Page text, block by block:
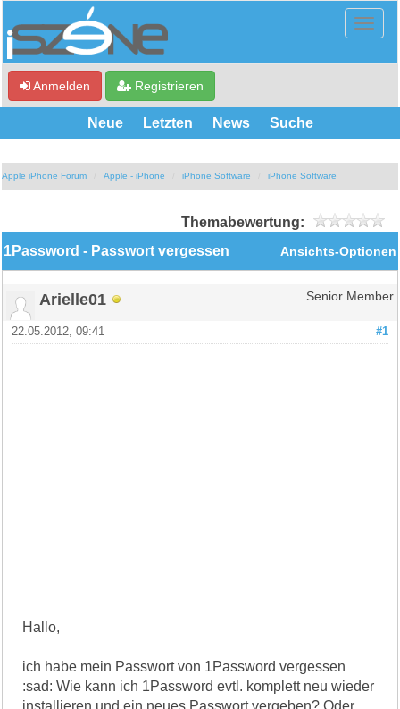
Anmelden Registrieren
Neue Letzten News Suche
Apple iPhone Forum Apple - iPhone iPhone Software iPhone Software
Themabewertung:
Ansichts-Optionen
1Password - Passwort vergessen
Arielle01 Senior Member
#1
22.05.2012, 09:41
Hallo,
ich habe mein Passwort von 1Password vergessen
:sad: Wie kann ich 1Password evtl. komplett neu wieder
installieren und ein neues Passwort vergeben? Oder